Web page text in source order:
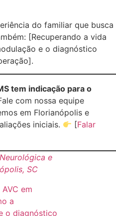
do familiar que busca
[Recuperando a vida
e o diagnóstico
tem indicação para o
com nossa equipe
em Florianópolis e
iniciais.
[Falar
e
SC
em
a
o diagnóstico